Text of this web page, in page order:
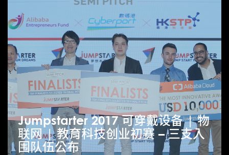
Jumpstarter 2017 可穿戴设备 | 物
联网 | 教育科技创业初赛 – 三支入
围队伍公布